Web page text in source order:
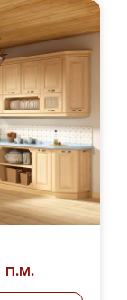
п.м.